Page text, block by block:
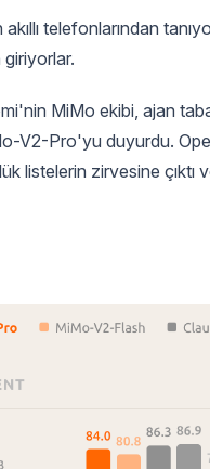
telefonlarından
MiMo ekibi, ajan
V2-Pro'yu duyurdu.
listelerin zirvesine